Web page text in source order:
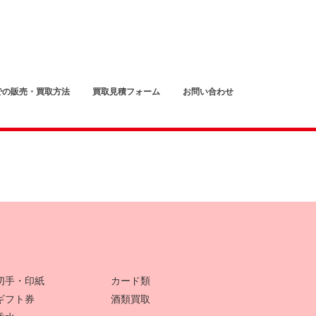
販売・買取方法 買取見積フォーム お問い合わせ
手・印紙
フト券
カード類
酒類買取